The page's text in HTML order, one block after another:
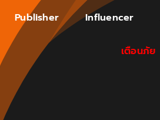
Publisher Influencer
เตือนภัย